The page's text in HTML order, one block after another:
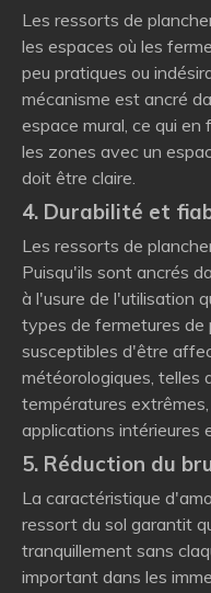
Les ressorts de
les espaces où les
peu pratiques ou
mécanisme est ancré
espace mural, ce qui
les zones avec un
doit être claire.
4. Durabilité et
Les ressorts de
Puisqu'ils sont ancrés
à l'usure de l'utilisation
types de fermetures de
susceptibles d'être
météorologiques, telles
températures
applications intérieures
5. Réduction du
La caractéristique
ressort du sol garantit
tranquillement sans
important dans les